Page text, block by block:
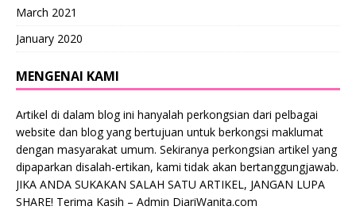
March 2021
January 2020
MENGENAI KAMI
Artikel di dalam blog ini hanyalah perkongsian dari pelbagai
website dan blog yang bertujuan untuk berkongsi maklumat
dengan masyarakat umum. Sekiranya perkongsian artikel yang
dipaparkan disalah-ertikan, kami tidak akan bertanggungjawab.
JIKA ANDA SUKAKAN SALAH SATU ARTIKEL, JANGAN LUPA
SHARE! Terima Kasih – Admin DiariWanita.com